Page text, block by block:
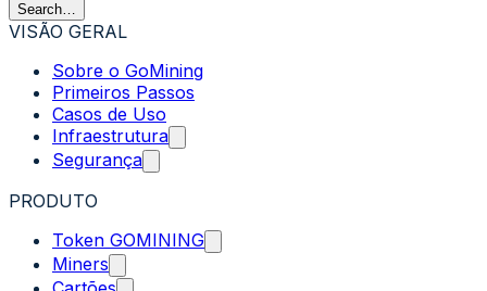
Search…
VISÃO GERAL
Sobre o GoMining
Primeiros Passos
Casos de Uso
Infraestrutura
Segurança
PRODUTO
Token GOMINING
Miners